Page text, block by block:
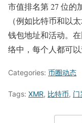
市值排名第 27 位的
（例如比特币和以
钱包地址和活动。
络中，每个人都可
Categories: 币圈动态
Tags: XMR, 比特币, 门